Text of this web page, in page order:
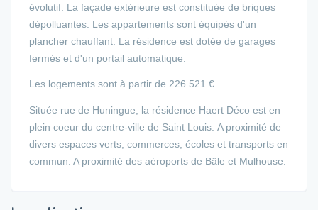
évolutif. La façade extérieure est constituée de briques
dépolluantes. Les appartements sont équipés d'un
plancher chauffant. La résidence est dotée de garages
fermés et d'un portail automatique.
Les logements sont à partir de 226 521 €.
Située rue de Huningue, la résidence Haert Déco est en
plein coeur du centre-ville de Saint Louis. A proximité de
divers espaces verts, commerces, écoles et transports en
commun. A proximité des aéroports de Bâle et Mulhouse.